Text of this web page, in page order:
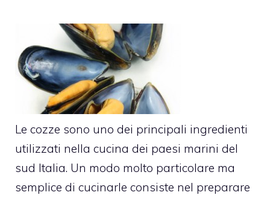
Le cozze sono uno dei principali ingredienti
utilizzati nella cucina dei paesi marini del
sud Italia. Un modo molto particolare ma
semplice di cucinarle consiste nel preparare